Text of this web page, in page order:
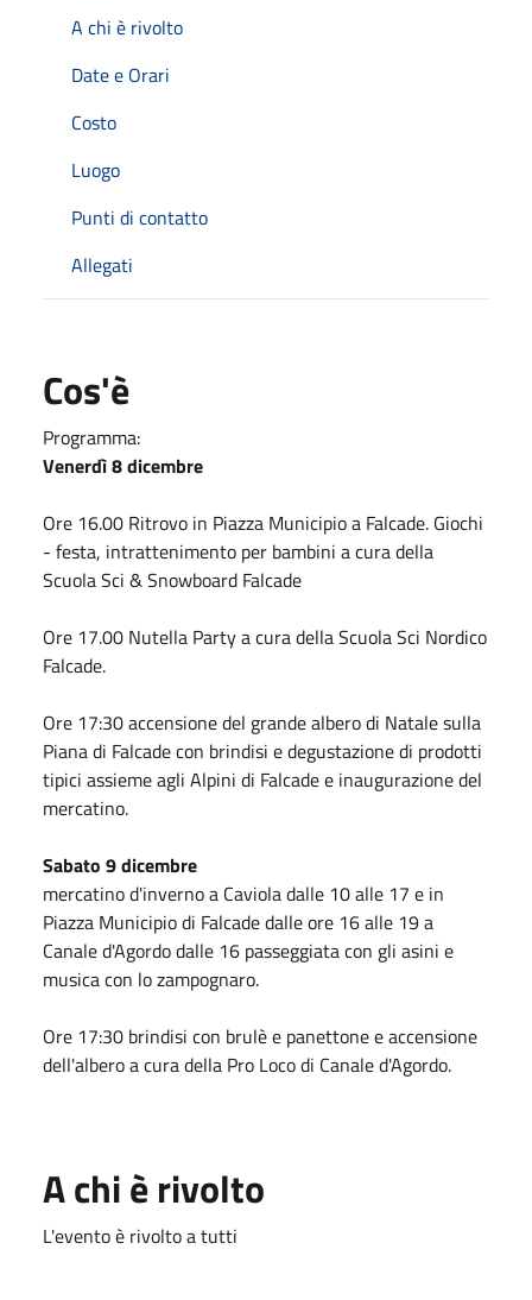
A chi è rivolto
Date e Orari
Costo
Luogo
Punti di contatto
Allegati
Cos'è
Programma:
Venerdì 8 dicembre
Ore 16.00 Ritrovo in Piazza Municipio a Falcade. Giochi
- festa, intrattenimento per bambini a cura della
Scuola Sci & Snowboard Falcade
Ore 17.00 Nutella Party a cura della Scuola Sci Nordico
Falcade.
Ore 17:30 accensione del grande albero di Natale sulla
Piana di Falcade con brindisi e degustazione di prodotti
tipici assieme agli Alpini di Falcade e inaugurazione del
mercatino.
Sabato 9 dicembre
mercatino d'inverno a Caviola dalle 10 alle 17 e in
Piazza Municipio di Falcade dalle ore 16 alle 19 a
Canale d'Agordo dalle 16 passeggiata con gli asini e
musica con lo zampognaro.
Ore 17:30 brindisi con brulè e panettone e accensione
dell'albero a cura della Pro Loco di Canale d'Agordo.
A chi è rivolto
L'evento è rivolto a tutti